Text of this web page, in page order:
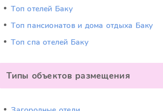
Топ отелей Баку
Топ пансионатов и дома отдыха Баку
Топ спа отелей Баку
Типы объектов размещения